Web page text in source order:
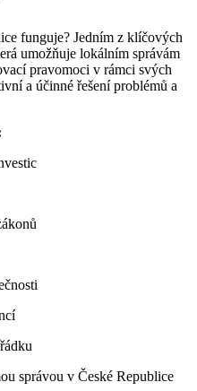
funguje? Jedním z klíčových
umožňuje lokálním správám
pravomoci v rámci svých
a účinné řešení problémů a